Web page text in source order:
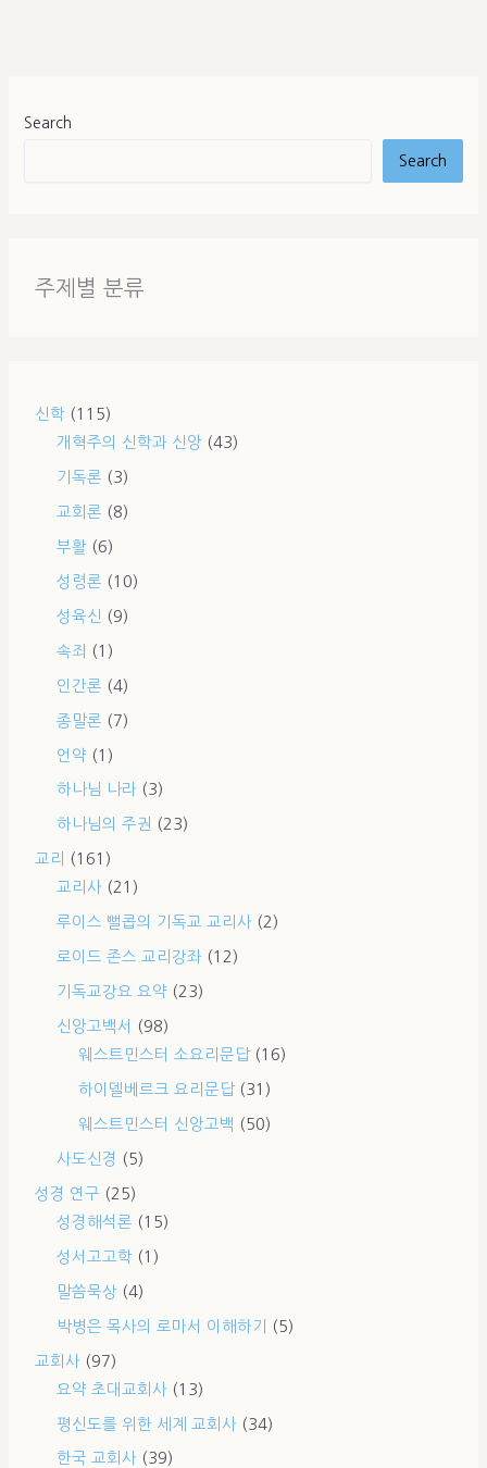
Search
Search
주제별 분류
신학 (115)
개혁주의 신학과 신앙 (43)
기독론 (3)
교회론 (8)
부활 (6)
성령론 (10)
성육신 (9)
속죄 (1)
인간론 (4)
종말론 (7)
언약 (1)
하나님 나라 (3)
하나님의 주권 (23)
교리
(161)
교리사 (21)
루이스 뻘콥의 기독교 교리사 (2)
로이드 존스 교리강좌 (12)
기독교강요 요약 (23)
신앙고백서
(98)
웨스트민스터 소요리문답(16)
하이델베르크 요리문답(31)
웨스트민스터 신앙고백 (50)
사도신경 (5)
성경 연구 (25)
성경해석론 (15)
성서고고학 (1)
말씀묵상 (4)
박병은 목사의 로마서 이해하기 (5)
교회사 (97)
요약 초대교회사 (13)
평신도를 위한 세계 교회사 (34)
한국 교회사 (39)